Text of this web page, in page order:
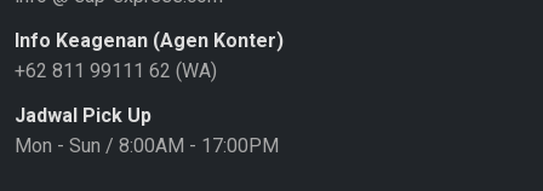
Info Keagenan (Agen Konter)
+62 811 99111 62 (WA)
Jadwal Pick Up
Mon - Sun / 8:00AM - 17:00PM